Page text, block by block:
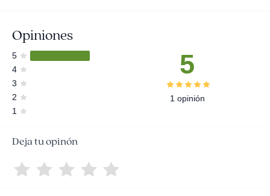
Opiniones
5
4
3
2
1
5
1 opinión
Deja tu opinón